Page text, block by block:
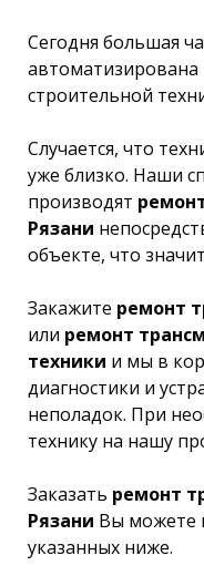
Сегодня большая
строительной
Случается, что
уже близко. Наши
производят
Рязани
объекте, что
Закажите ремонт
или ремонт
техники и мы в
диагностики и
неполадок. При
технику на нашу
Заказать ремонт
Рязани Вы можете
указанных ниже.